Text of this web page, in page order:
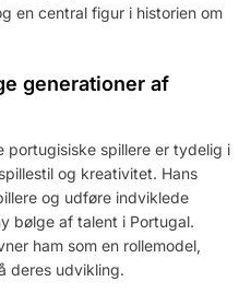
en central figur i historien om
generationer af
portugisiske spillere er tydelig i
og kreativitet. Hans
og udføre indviklede
bølge af talent i Portugal.
ham som en rollemodel,
deres udvikling.